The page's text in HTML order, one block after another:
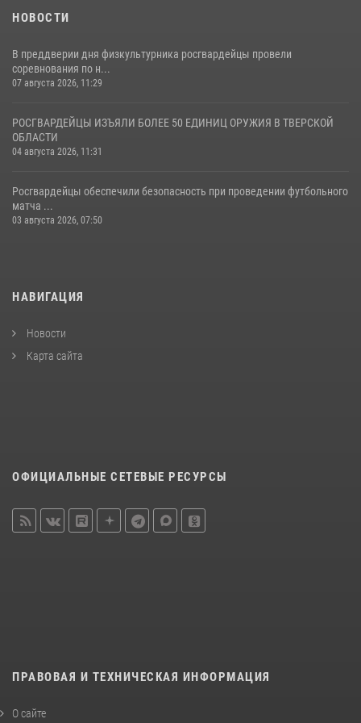
НОВОСТИ
В преддверии дня физкультурника росгвардейцы провели
соревнования по н...
07 августа 2026, 11:29
РОСГВАРДЕЙЦЫ ИЗЪЯЛИ БОЛЕЕ 50 ЕДИНИЦ ОРУЖИЯ В ТВЕРСКОЙ
ОБЛАСТИ
04 августа 2026, 11:31
Росгвардейцы обеспечили безопасность при проведении футбольного
матча ...
03 августа 2026, 07:50
НАВИГАЦИЯ
Новости
Карта сайта
ОФИЦИАЛЬНЫЕ СЕТЕВЫЕ РЕСУРСЫ
ПРАВОВАЯ И ТЕХНИЧЕСКАЯ ИНФОРМАЦИЯ
О сайте